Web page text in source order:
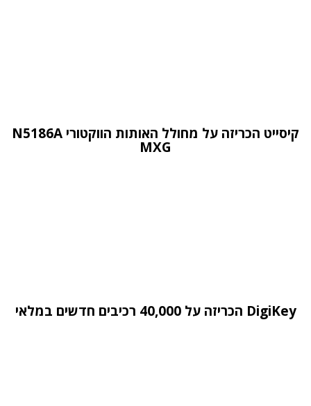
קיסייט הכריזה על מחולל האותות הווקטורי N5186A
MXG
DigiKey הכריזה על 40,000 רכיבים חדשים במלאי